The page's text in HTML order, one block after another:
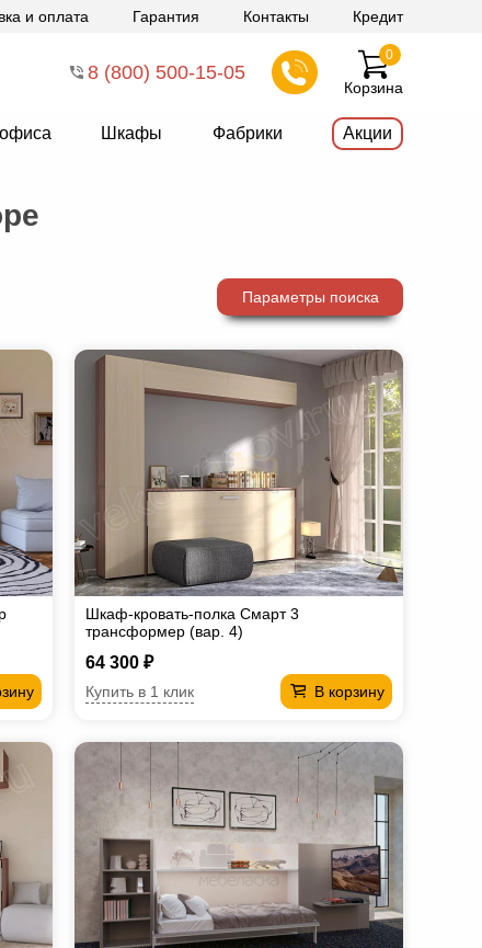
и оплата Гарантия Контакты Кредит
8 (800) 500-15-05
Корзина
0
Шкафы Фабрики Акции
Параметры поиска
Шкаф-кровать-полка Смарт 3
трансформер (вар. 4)
64 300 ₽
В корзину
Купить в 1 клик